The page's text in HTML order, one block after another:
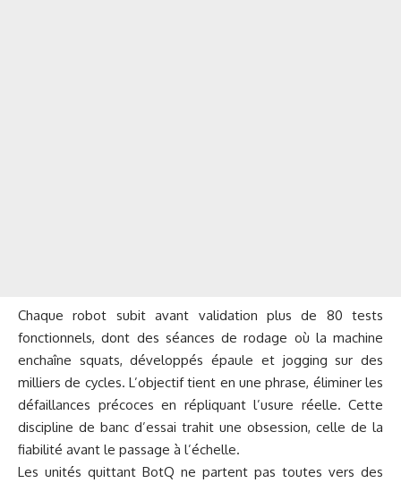
Chaque robot subit avant validation plus de 80 tests
fonctionnels, dont des séances de rodage où la machine
enchaîne squats, développés épaule et jogging sur des
milliers de cycles. L’objectif tient en une phrase, éliminer les
défaillances précoces en répliquant l’usure réelle. Cette
discipline de banc d’essai trahit une obsession, celle de la
fiabilité avant le passage à l’échelle.
Les unités quittant BotQ ne partent pas toutes vers des